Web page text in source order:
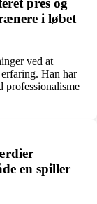
pres og
i løbet
ved at
Han har
professionalisme
en spiller